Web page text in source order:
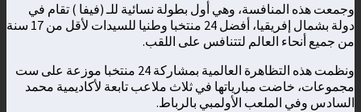
وجمعت هذه المنافسة، وهي أول بطولة نسائية للـ (فيفا ) تقام في
دولة بشمال إفريقيا، أفضل 24 منتخبا وطنيا للسيدات لأقل من 17 سنة
من جميع أنحاء العالم لتتنافس على اللقب.
ونظمت هذه التظاهرة العالمية بمشاركة 24 منتخبا موزعة على ست
مجموعات، خاضت مبارياتها في ثلاث ملاعب تابعة لأكاديمية محمد
السادس وفي الملعب الأولمبي بالرباط.